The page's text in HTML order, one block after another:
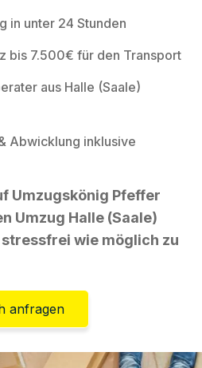
in unter 24 Stunden
bis 7.500€ für den Transport
aus Halle (Saale)
Abwicklung inklusive
Umzugskönig Pfeffer
Umzug Halle (Saale)
wie möglich zu
anfragen